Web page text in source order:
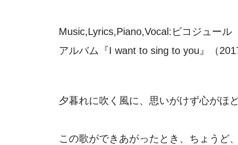
Music,Lyrics,Piano,Vocal:ピコジュール
アルバム『I want to sing to you』（
夕暮れに吹く風に、思いがけず心がほ
この歌ができあがったとき、ちょうど